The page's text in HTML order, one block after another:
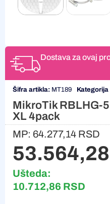
Dostava za ovaj
Šifra artikla: MT189 Kategorija
MikroTik RBLHG-
XL 4pack
MP: 64.277,14 RSD
53.564,28
Ušteda:
10.712,86 RSD